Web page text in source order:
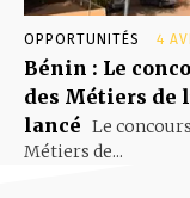
OPPORTUNITÉS 4
Bénin : Le
des Métiers de
lancé Le
Métiers de...